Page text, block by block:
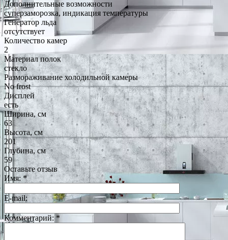
Дополнительные возможности
суперзаморозка, индикация температуры
Генератор льда
отсутствует
Количество камер
2
Материал полок
стекло
Размораживание холодильной камеры
No frost
Дисплей
есть
Ширина, см
63
Высота, см
201
Глубина, см
59
Оставьте отзыв
Имя: *
E-mail:
Комментарий: *